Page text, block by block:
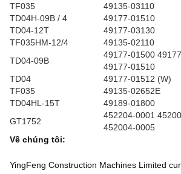
TF035
49135-03110
TD04H-09B / 4
49177-01510
TD04-12T
49177-03130
TF035HM-12/4
49135-02110
TD04-09B
49177-01500
49177-01510
TD04
49177-01512 (W)
TF035
49135-02652E
TD04HL-15T
49189-01800
GT1752
452204-0001
452004-0005
Về chúng tôi:
YingFeng Construction Machines Limited